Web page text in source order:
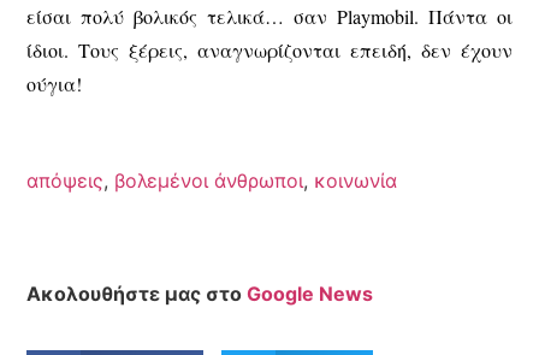
είσαι πολύ βολικός τελικά… σαν Playmobil. Πάντα οι
ίδιοι. Τους ξέρεις, αναγνωρίζονται επειδή, δεν έχουν
ούγια!
απόψεις, βολεμένοι άνθρωποι, κοινωνία
Ακολουθήστε μας στοGoogle News